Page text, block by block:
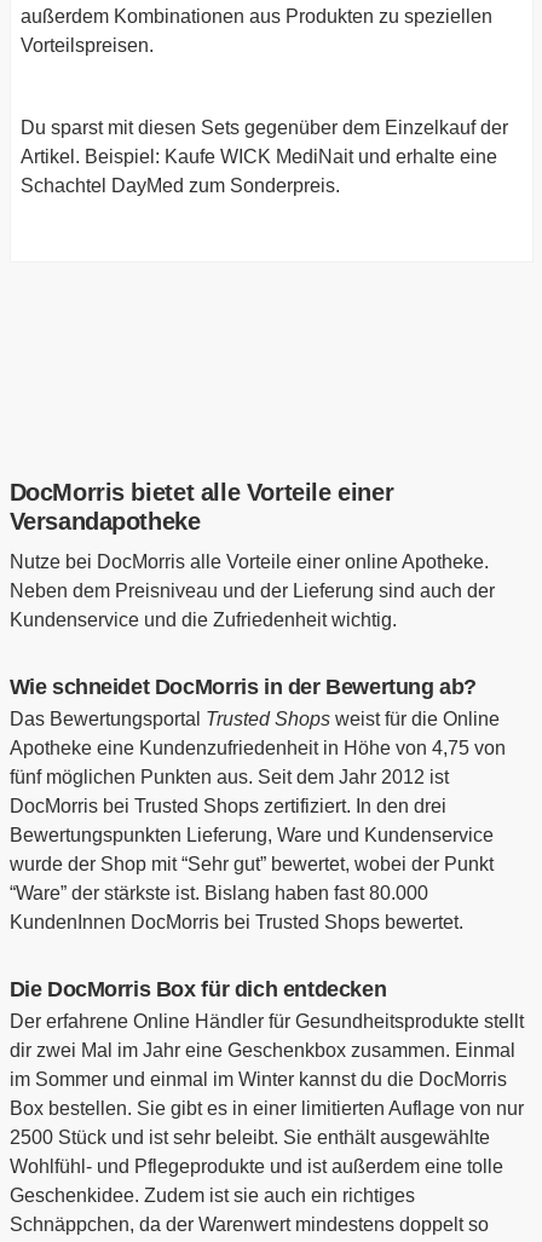
außerdem Kombinationen aus Produkten zu speziellen
Vorteilspreisen.
Du sparst mit diesen Sets gegenüber dem Einzelkauf der
Artikel. Beispiel: Kaufe WICK MediNait und erhalte eine
Schachtel DayMed zum Sonderpreis.
DocMorris bietet alle Vorteile einer
Versandapotheke
Nutze bei DocMorris alle Vorteile einer online Apotheke.
Neben dem Preisniveau und der Lieferung sind auch der
Kundenservice und die Zufriedenheit wichtig.
Wie schneidet DocMorris in der Bewertung ab?
Das Bewertungsportal Trusted Shopsweist für die Online
Apotheke eine Kundenzufriedenheit in Höhe von 4,75 von
fünf möglichen Punkten aus. Seit dem Jahr 2012 ist
DocMorris bei Trusted Shops zertifiziert. In den drei
Bewertungspunkten Lieferung, Ware und Kundenservice
wurde der Shop mit “Sehr gut” bewertet, wobei der Punkt
“Ware” der stärkste ist. Bislang haben fast 80.000
KundenInnen DocMorris bei Trusted Shops bewertet.
Die DocMorris Box für dich entdecken
Der erfahrene Online Händler für Gesundheitsprodukte stellt
dir zwei Mal im Jahr eine Geschenkbox zusammen. Einmal
im Sommer und einmal im Winter kannst du die DocMorris
Box bestellen. Sie gibt es in einer limitierten Auflage von nur
2500 Stück und ist sehr beleibt. Sie enthält ausgewählte
Wohlfühl- und Pflegeprodukte und ist außerdem eine tolle
Geschenkidee. Zudem ist sie auch ein richtiges
Schnäppchen, da der Warenwert mindestens doppelt so